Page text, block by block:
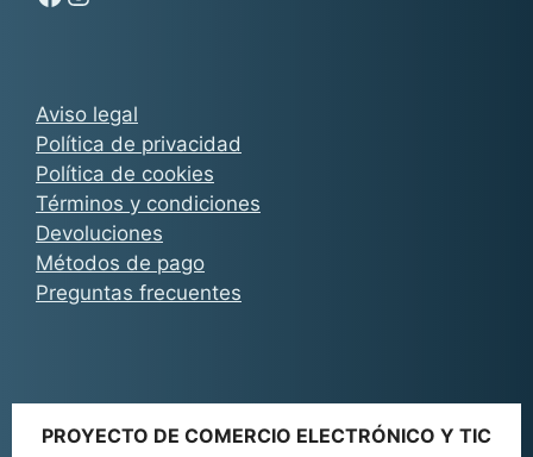
Aviso legal
Política de privacidad
Política de cookies
Términos y condiciones
Devoluciones
Métodos de pago
Preguntas frecuentes
PROYECTO DE COMERCIO ELECTRÓNICO Y TIC